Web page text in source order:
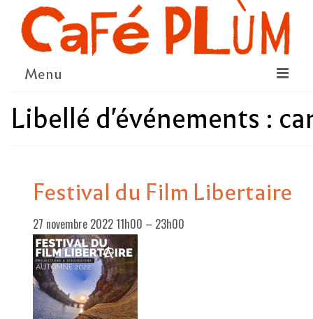
Menu
LE PROJET
NOUS SOUTENIR
LE PROGRAMME
DÉTAIL DES ÉVÉNEMENTS
LA SAISON CULTURELLE
AMI·ES ARTISTES
Libellé d'événements :
Festival du Film Libertaire
27 novembre 2022 11h00 – 23h00